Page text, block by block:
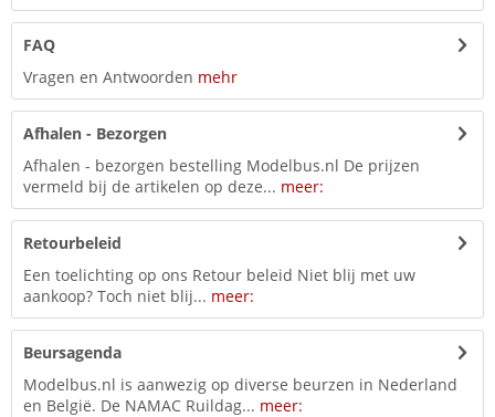
FAQ
Vragen en Antwoorden mehr
Afhalen - Bezorgen
Afhalen - bezorgen bestelling Modelbus.nl De prijzen
vermeld bij de artikelen op deze... meer:
Retourbeleid
Een toelichting op ons Retour beleid Niet blij met uw
aankoop? Toch niet blij... meer:
Beursagenda
Modelbus.nl is aanwezig op diverse beurzen in Nederland
en België. De NAMAC Ruildag... meer: